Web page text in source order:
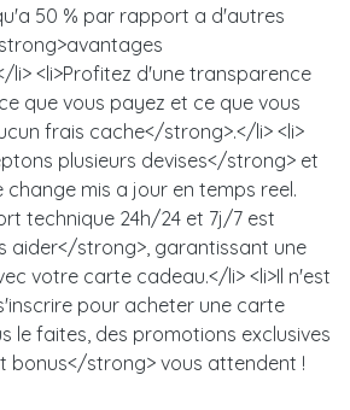
50 % par rapport a d'autres
li> <li>Profitez d'une transparence
que vous payez et ce que vous
frais cache</strong>.</li> <li>
plusieurs devises</strong> et
mis a jour en temps reel.
technique 24h/24 et 7j/7 est
aider</strong>, garantissant une
votre carte cadeau.</li> <li>Il n'est
pour acheter une carte
le faites, des promotions exclusives
bonus</strong> vous attendent !